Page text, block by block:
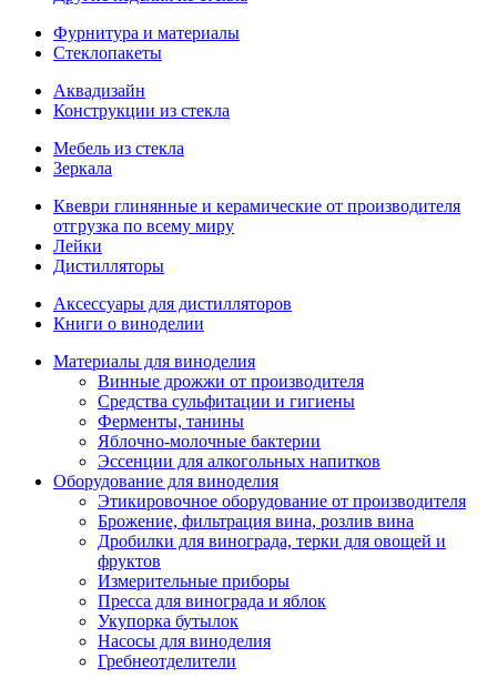
Фурнитура и материалы
Стеклопакеты
Аквадизайн
Конструкции из стекла
Мебель из стекла
Зеркала
Квеври глинянные и керамические от производителя
отгрузка по всему миру
Лейки
Дистилляторы
Аксессуары для дистилляторов
Книги о виноделии
Материалы для виноделия
Винные дрожжи от производителя
Средства сульфитации и гигиены
Ферменты, танины
Яблочно-молочные бактерии
Эссенции для алкогольных напитков
Оборудование для виноделия
Этикировочное оборудование от производителя
Брожение, фильтрация вина, розлив вина
Дробилки для винограда, терки для овощей и
фруктов
Измерительные приборы
Пресса для винограда и яблок
Укупорка бутылок
Насосы для виноделия
Гребнеотделители